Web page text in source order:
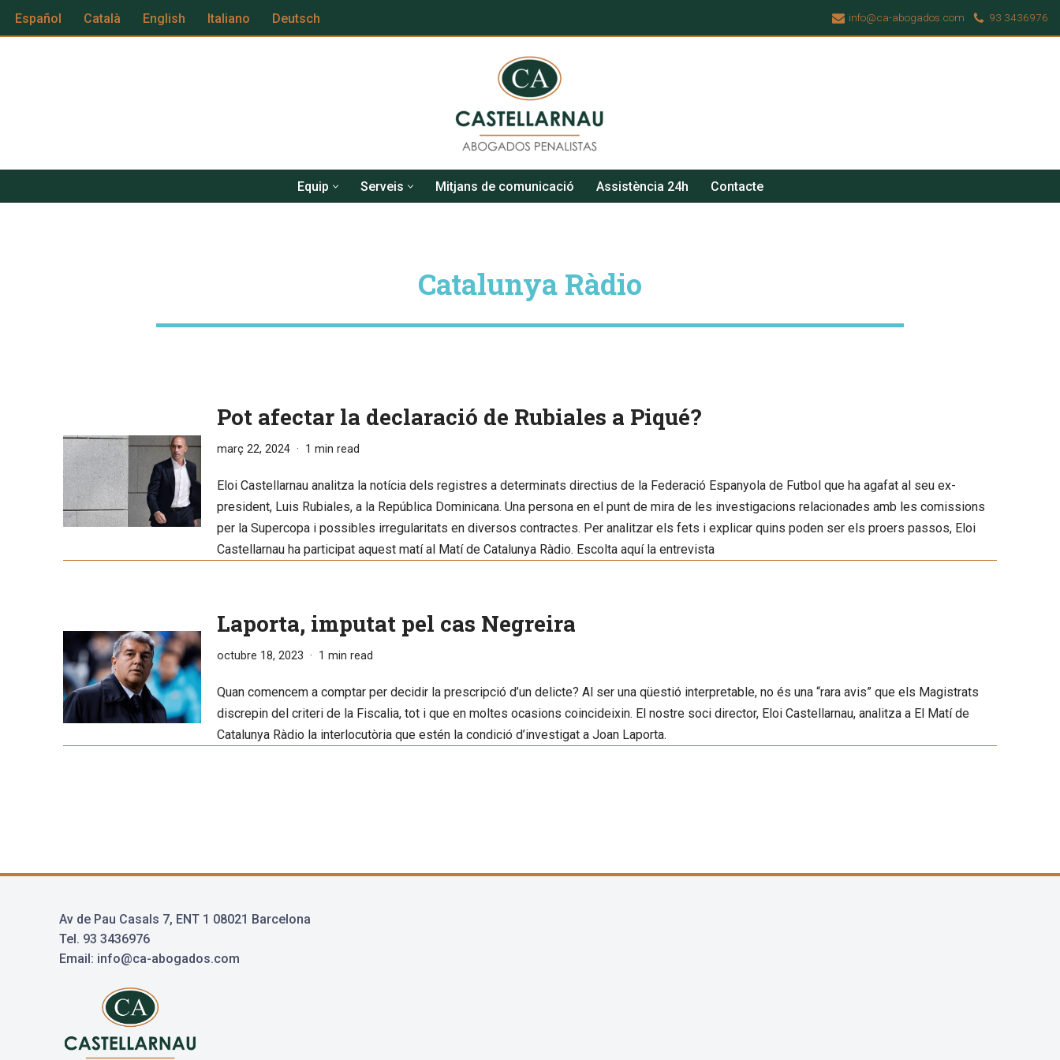
Español Català English Italiano Deutsch info@ca-abogados.com 93 3436976
Equip Serveis Mitjans de comunicació Assistència 24h Contacte
Catalunya Ràdio
Pot afectar la declaració de Rubiales a Piqué?
març 22, 2024 1 min read
Eloi Castellarnau analitza la notícia dels registres a determinats directius de la Federació Espanyola de Futbol que ha agafat al seu ex-
president, Luis Rubiales, a la República Dominicana. Una persona en el punt de mira de les investigacions relacionades amb les comissions
per la Supercopa i possibles irregularitats en diversos contractes. Per analitzar els fets i explicar quins poden ser els proers passos, Eloi
Castellarnau ha participat aquest matí al Matí de Catalunya Ràdio. Escolta aquí la entrevista
Laporta, imputat pel cas Negreira
octubre 18, 2023 1 min read
Quan comencem a comptar per decidir la prescripció d’un delicte? Al ser una qüestió interpretable, no és una “rara avis” que els Magistrats
discrepin del criteri de la Fiscalia, tot i que en moltes ocasions coincideixin. El nostre soci director, Eloi Castellarnau, analitza a El Matí de
Catalunya Ràdio la interlocutòria que estén la condició d’investigat a Joan Laporta.
Av de Pau Casals 7, ENT 1 08021 Barcelona
Tel. 93 3436976
Email: info@ca-abogados.com